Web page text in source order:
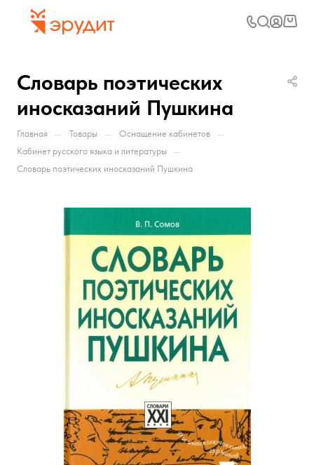
Словарь поэтических
иносказаний Пушкина
Главная — Товары — Оснащение кабинетов —
Кабинет русского языка и литературы —
Словарь поэтических иносказаний Пушкина